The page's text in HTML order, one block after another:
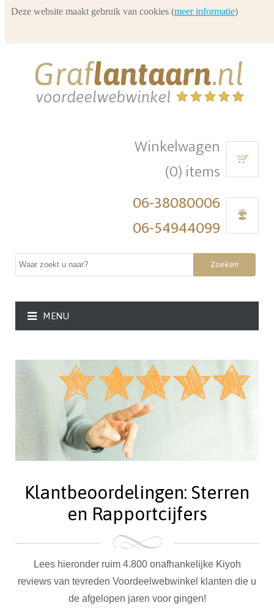
Winkelwagen
(0) items
06-38080006
06-54944099
Zoeken
MENU
Klantbeoordelingen: Sterren
en Rapportcijfers
Lees hieronder ruim 4.800 onafhankelijke Kiyoh
reviews van tevreden Voordeelwebwinkel klanten die u
de afgelopen jaren voor gingen!
Deze website maakt gebruik van cookies (meer informatie)